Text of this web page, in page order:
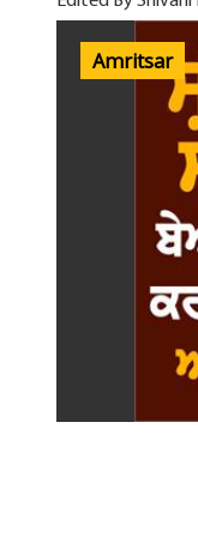
Amritsar